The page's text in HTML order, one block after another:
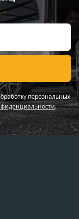
персональных
.